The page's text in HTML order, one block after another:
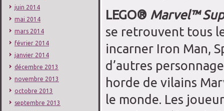
juin 2014
mai 2014
mars 2014
février 2014
janvier 2014
décembre 2013
novembre 2013
octobre 2013
septembre 2013
LEGO® Marvel™
se retrouvent tous
incarner Iron Man,
d’autres
horde de vilains
le monde. Les